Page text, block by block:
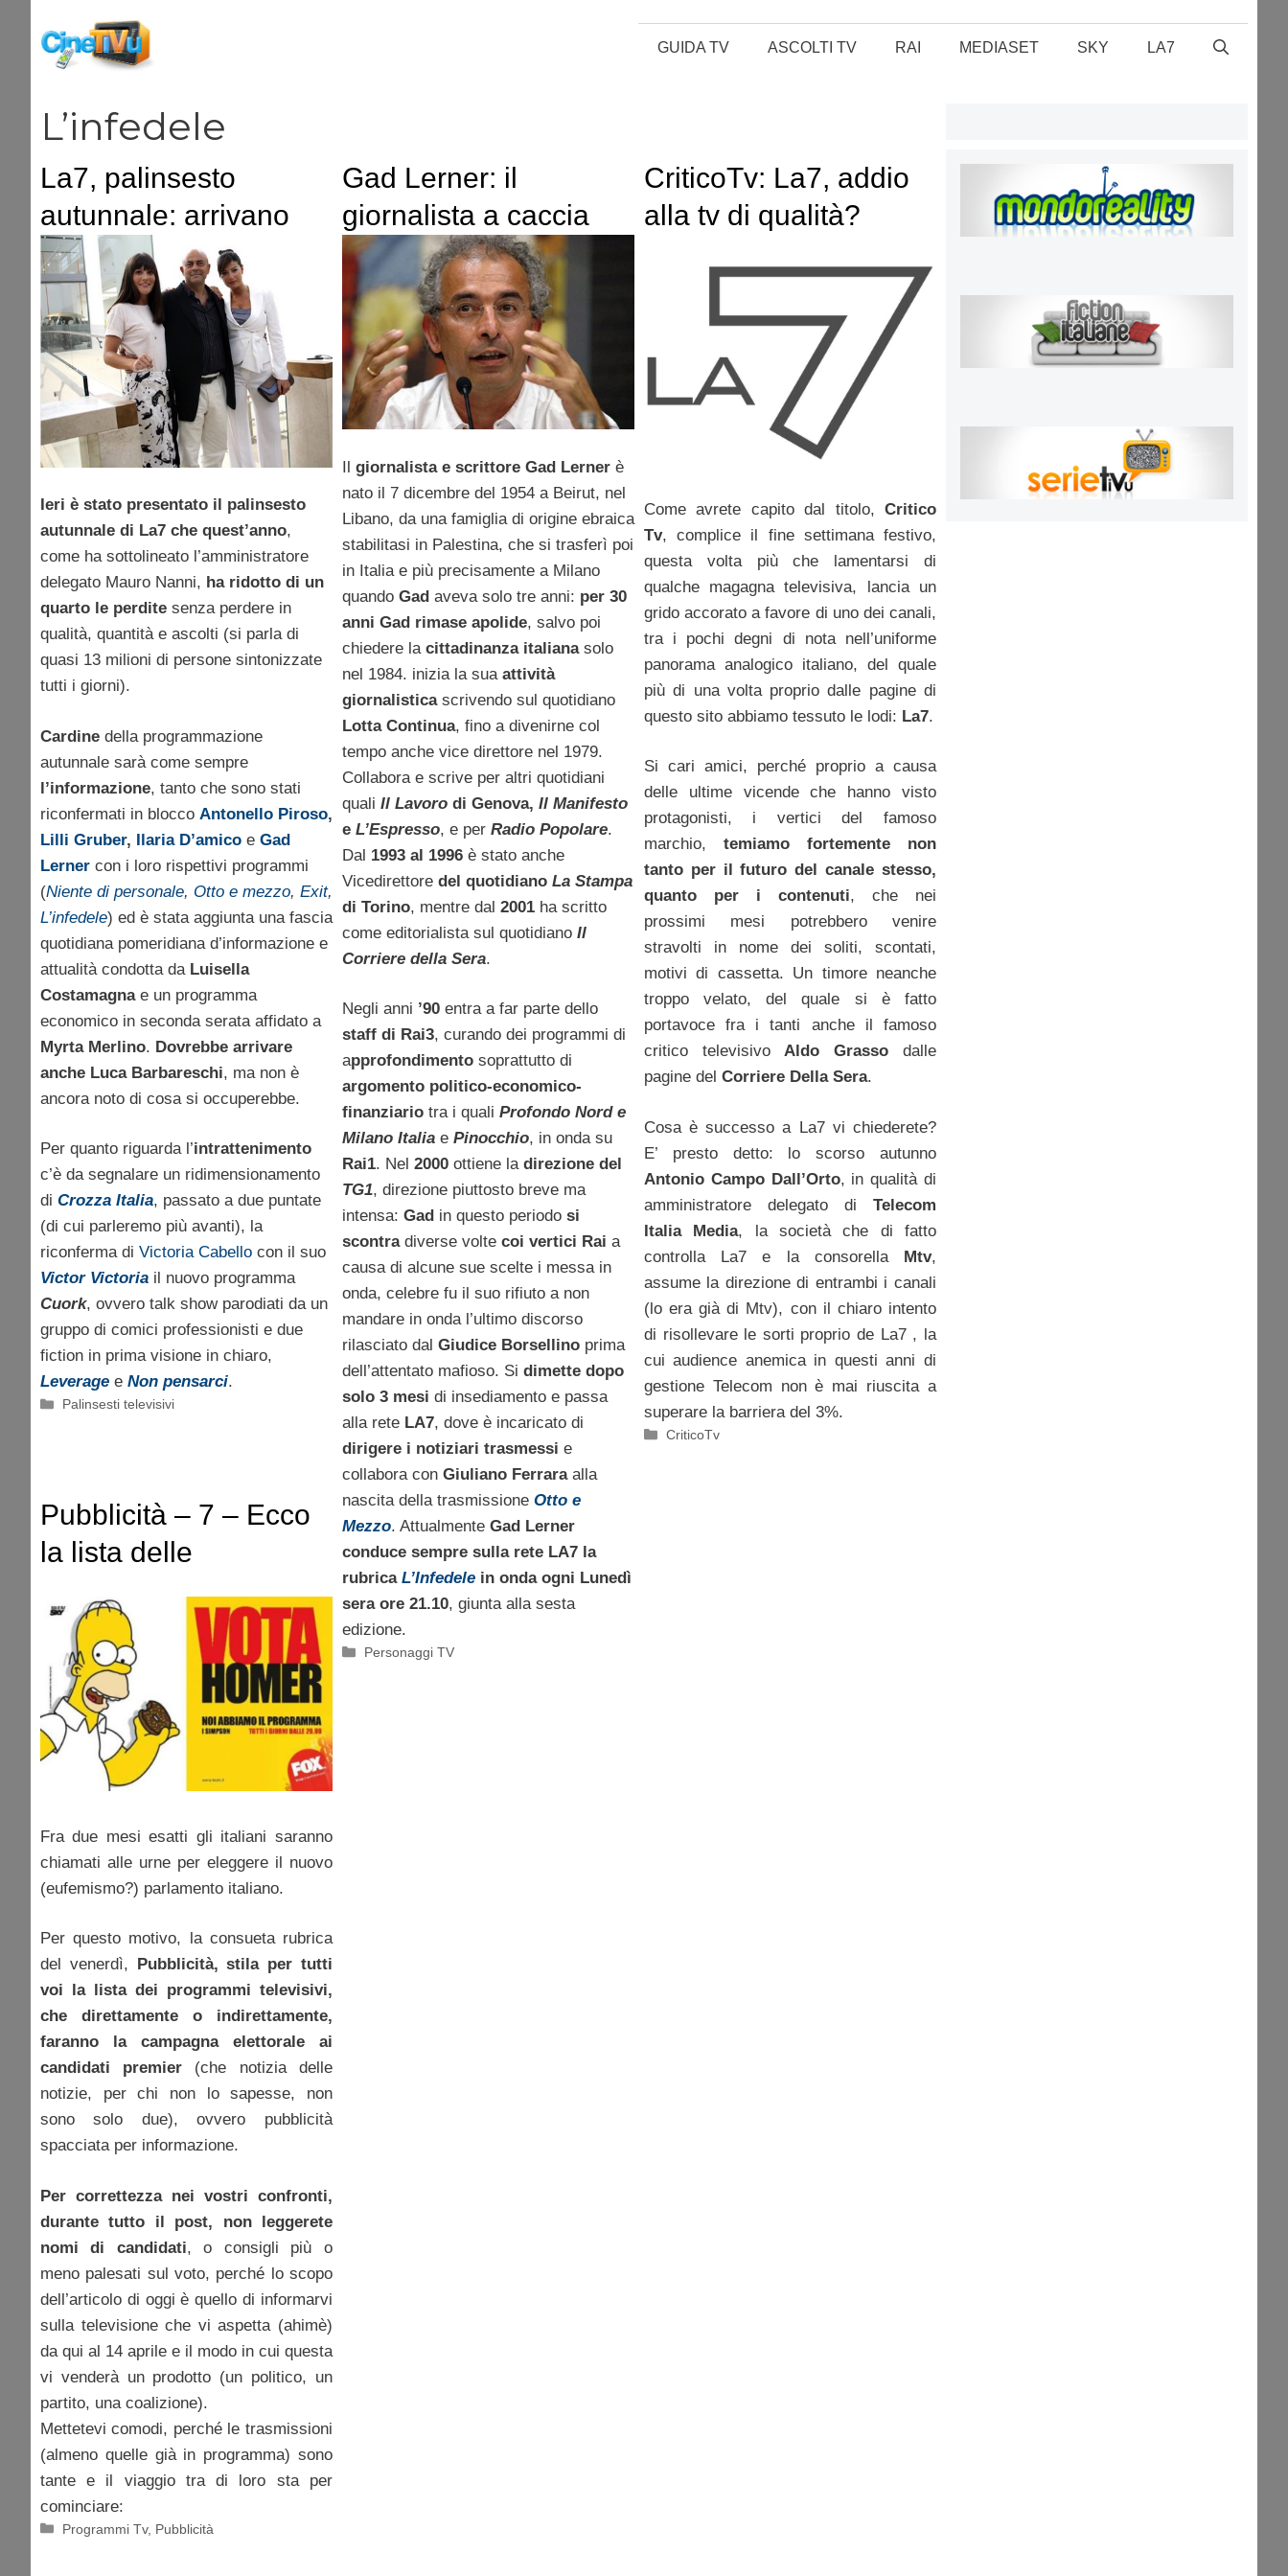
contenuto
GUIDA TV ASCOLTI TV RAI MEDIASET SKY LA7
L’infedele
La7, palinsesto
autunnale: arrivano
Myrta Merlino, Luisella
Costamagna,
Leverage, Non
Pensarci.
Ridimensionato
Crozza Italia
Ieri è stato presentato il palinsesto
autunnale di La7 che quest’anno,
come ha sottolineato l’amministratore
delegato Mauro Nanni, ha ridotto di un
quarto le perdite senza perdere in
qualità, quantità e ascolti (si parla di
quasi 13 milioni di persone sintonizzate
tutti i giorni).
Cardine della programmazione
autunnale sarà come sempre
l’informazione, tanto che sono stati
riconfermati in blocco Antonello Piroso,
Lilli Gruber, Ilaria D’amico e Gad
Lerner con i loro rispettivi programmi
(Niente di personale, Otto e mezzo, Exit,
L’infedele) ed è stata aggiunta una fascia
quotidiana pomeridiana d’informazione e
attualità condotta da Luisella
Costamagnae un programma
economico in seconda serata affidato a
Myrta Merlino. Dovrebbe arrivare
anche Luca Barbareschi, ma non è
ancora noto di cosa si occuperebbe.
Per quanto riguarda l’intrattenimento
c’è da segnalare un ridimensionamento
di Crozza Italia, passato a due puntate
(di cui parleremo più avanti), la
riconferma di Victoria Cabello con il suo
Victor Victoria il nuovo programma
Cuork, ovvero talk show parodiati da un
gruppo di comici professionisti e due
fiction in prima visione in chiaro,
Leverage e Non pensarci.
Categorie
Palinsesti televisivi
Gad Lerner: il
giornalista a caccia
della verità
Il giornalista e scrittore Gad Lerner è
nato il 7 dicembre del 1954 a Beirut, nel
Libano, da una famiglia di origine ebraica
stabilitasi in Palestina, che si trasferì poi
in Italia e più precisamente a Milano
quando Gad aveva solo tre anni: per 30
anni Gad rimase apolide, salvo poi
chiedere la cittadinanza italiana solo
nel 1984. inizia la sua attività
giornalistica scrivendo sul quotidiano
Lotta Continua, fino a divenirne col
tempo anche vice direttore nel 1979.
Collabora e scrive per altri quotidiani
quali Il Lavorodi Genova, Il Manifesto
e L’Espresso, e per Radio Popolare.
Dal 1993 al 1996 è stato anche
Vicedirettore del quotidiano La Stampa
di Torino, mentre dal 2001 ha scritto
come editorialista sul quotidiano Il
Corriere della Sera.
Negli anni ’90 entra a far parte dello
staff di Rai3, curando dei programmi di
approfondimentosoprattutto di
argomento politico-economico-
finanziariotra i quali Profondo Nord e
Milano Italia e Pinocchio, in onda su
Rai1. Nel 2000 ottiene la direzione del
TG1, direzione piuttosto breve ma
intensa: Gad in questo periodo si
scontra diverse volte coi vertici Rai a
causa di alcune sue scelte i messa in
onda, celebre fu il suo rifiuto a non
mandare in onda l’ultimo discorso
rilasciato dal Giudice Borsellino prima
dell’attentato mafioso. Si dimette dopo
solo 3 mesi di insediamento e passa
alla rete LA7, dove è incaricato di
dirigere i notiziari trasmessi e
collabora con Giuliano Ferrara alla
nascita della trasmissione Otto e
Mezzo. Attualmente Gad Lerner
conduce sempre sulla rete LA7 la
rubrica L’Infedelein onda ogni Lunedì
sera ore 21.10, giunta alla sesta
edizione.
Categorie
Personaggi TV
CriticoTv: La7, addio
alla tv di qualità?
Come avrete capito dal titolo, Critico
Tv, complice il fine settimana festivo,
questa volta più che lamentarsi di
qualche magagna televisiva, lancia un
grido accorato a favore di uno dei canali,
tra i pochi degni di nota nell’uniforme
panorama analogico italiano, del quale
più di una volta proprio dalle pagine di
questo sito abbiamo tessuto le lodi: La7.
Si cari amici, perché proprio a causa
delle ultime vicende che hanno visto
protagonisti, i vertici del famoso
marchio, temiamo fortemente non
tanto per il futuro del canale stesso,
quanto per i contenuti, che nei
prossimi mesi potrebbero venire
stravolti in nome dei soliti, scontati,
motivi di cassetta. Un timore neanche
troppo velato, del quale si è fatto
portavoce fra i tanti anche il famoso
critico televisivoAldo Grasso dalle
pagine del Corriere Della Sera.
Cosa è successo a La7 vi chiederete?
E’ presto detto: lo scorso autunno
Antonio Campo Dall’Orto, in qualità di
amministratore delegato di Telecom
Italia Media, la società che di fatto
controlla La7 e la consorella Mtv,
assume la direzione di entrambi i canali
(lo era già di Mtv), con il chiaro intento
di risollevare le sorti proprio de La7 , la
cui audience anemica in questi anni di
gestione Telecom non è mai riuscita a
superare la barriera del 3%.
Categorie
CriticoTv
Pubblicità – 7 – Ecco
la lista delle
trasmissioni da spot
elettorale
Fra due mesi esatti gli italiani saranno
chiamati alle urne per eleggere il nuovo
(eufemismo?) parlamento italiano.
Per questo motivo, la consueta rubrica
del venerdì, Pubblicità, stila per tutti
voi la lista dei programmi televisivi,
che direttamente o indirettamente,
faranno la campagna elettorale ai
candidati premier (che notizia delle
notizie, per chi non lo sapesse, non
sono solo due), ovvero pubblicità
spacciata per informazione.
Per correttezza nei vostri confronti,
durante tutto il post, non leggerete
nomi di candidati, o consigli più o
meno palesati sul voto, perché lo scopo
dell’articolo di oggi è quello di informarvi
sulla televisione che vi aspetta (ahimè)
da qui al 14 aprile e il modo in cui questa
vi venderà un prodotto (un politico, un
partito, una coalizione).
Mettetevi comodi, perché le trasmissioni
(almeno quelle già in programma) sono
tante e il viaggio tra di loro sta per
cominciare:
Categorie
Programmi Tv, Pubblicità